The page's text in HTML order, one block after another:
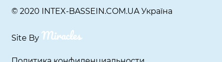
© 2020 INTEX-BASSEIN.COM.UA Україна
Site By